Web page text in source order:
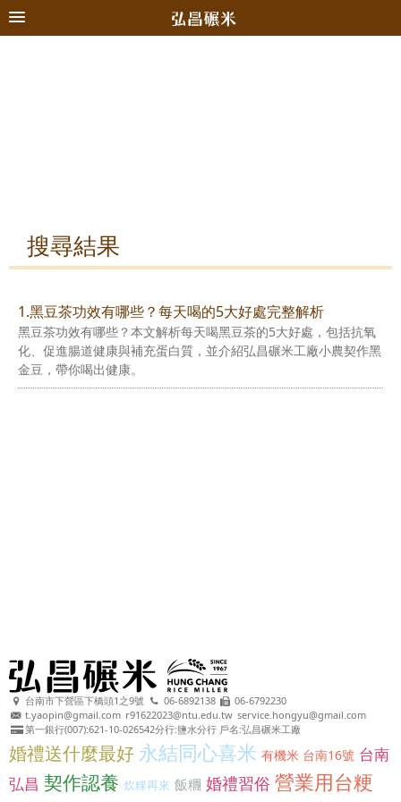
搜尋結果
1.黑豆茶功效有哪些？每天喝的5大好處完整解析
黑豆茶功效有哪些？本文解析每天喝黑豆茶的5大好處，包括抗氧
化、促進腸道健康與補充蛋白質，並介紹弘昌碾米工廠小農契作黑
金豆，帶你喝出健康。
台南市下營區下橋頭1之9號 06-6892138
06-6792230
t.yaopin@gmail.com r91622023@ntu.edu.tw service.hongyu@gmail.com
第一銀行(007):621-10-026542分行:鹽水分行 戶名:弘昌碾米工廠
婚禮送什麼最好 永結同心喜米 有機米 台南16號 台南
弘昌 契作認養 炊粿再來 飯糰 婚禮習俗 營業用台粳